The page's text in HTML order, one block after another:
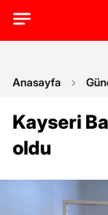
Anasayfa
Kayseri
oldu